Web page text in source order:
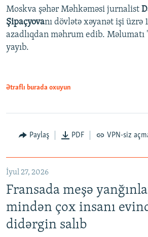
Moskva şəhər Məhkəməsi jurnalist
Şipaçyovanı dövlətə xəyanət işi üzrə
azadlıqdan məhrum edib. Məlumatı
yayıb.
Ətraflı burada oxuyun
Paylaş PDF VPN-siz
İyul 27, 2026
Fransada meşə
mindən çox insanı
didərgin salıb